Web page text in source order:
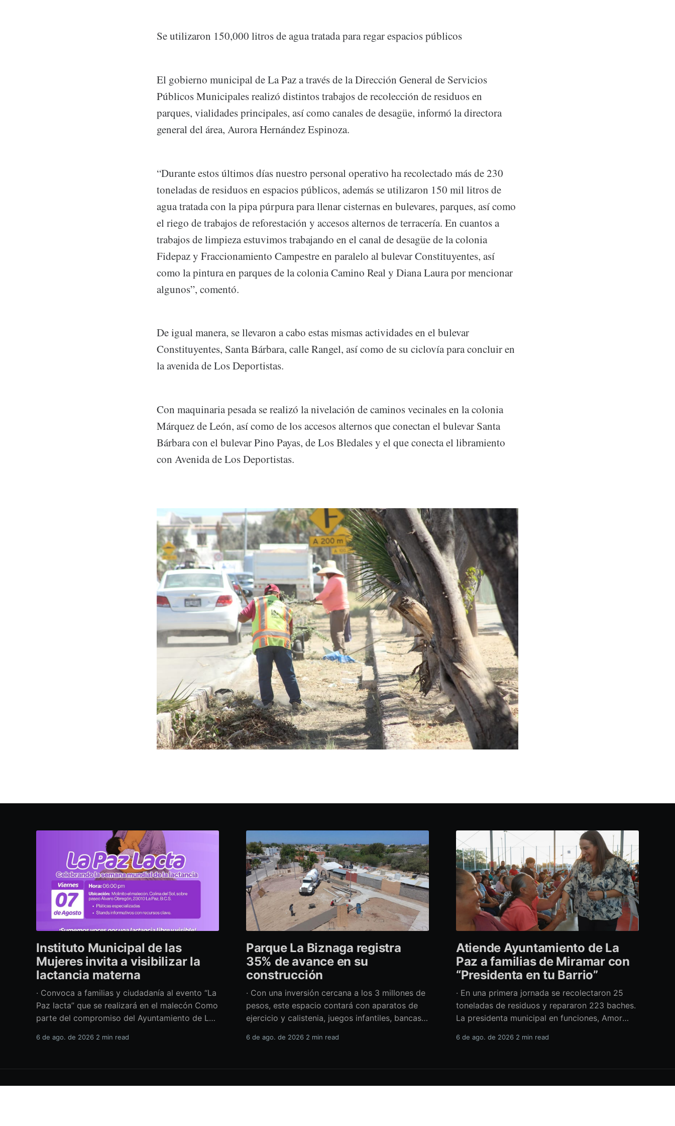
Se utilizaron 150,000 litros de agua tratada para regar espacios públicos
El gobierno municipal de La Paz a través de la Dirección General de Servicios
Públicos Municipales realizó distintos trabajos de recolección de residuos en
parques, vialidades principales, así como canales de desagüe, informó la directora
general del área, Aurora Hernández Espinoza.
“Durante estos últimos días nuestro personal operativo ha recolectado más de 230
toneladas de residuos en espacios públicos, además se utilizaron 150 mil litros de
agua tratada con la pipa púrpura para llenar cisternas en bulevares, parques, así como
el riego de trabajos de reforestación y accesos alternos de terracería. En cuantos a
trabajos de limpieza estuvimos trabajando en el canal de desagüe de la colonia
Fidepaz y Fraccionamiento Campestre en paralelo al bulevar Constituyentes, así
como la pintura en parques de la colonia Camino Real y Diana Laura por mencionar
algunos”, comentó.
De igual manera, se llevaron a cabo estas mismas actividades en el bulevar
Constituyentes, Santa Bárbara, calle Rangel, así como de su ciclovía para concluir en
la avenida de Los Deportistas.
Con maquinaria pesada se realizó la nivelación de caminos vecinales en la colonia
Márquez de León, así como de los accesos alternos que conectan el bulevar Santa
Bárbara con el bulevar Pino Payas, de Los Bledales y el que conecta el libramiento
con Avenida de Los Deportistas.
Instituto Municipal de las
Mujeres invita a visibilizar la
lactancia materna
· Convoca a familias y ciudadanía al evento “La
Paz lacta” que se realizará en el malecón Como
parte del compromiso del Ayuntamiento de La
promuevan el bienestar, la salud y los derechos
incluyentes, el Instituto Municipal
6 de ago. de 2026 2 min read
Parque La Biznaga registra
35% de avance en su
construcción
· Con una inversión cercana a los 3 millones de
pesos, este espacio contará con aparatos de
ejercicio y calistenia, juegos infantiles, bancas,
alcaldesa de La Paz en funciones, Amor Fenech
construcción del parque La Biznaga ubicado
6 de ago. de 2026 2 min read
Atiende Ayuntamiento de La
Paz a familias de Miramar con
“Presidenta en tu Barrio”
· En una primera jornada se recolectaron 25
toneladas de residuos y repararon 223 baches.
La presidenta municipal en funciones, Amor
programa “Presidenta en tu Barrio” en la
Paz brindó más de 600 servicios sociales y
6 de ago. de 2026 2 min read